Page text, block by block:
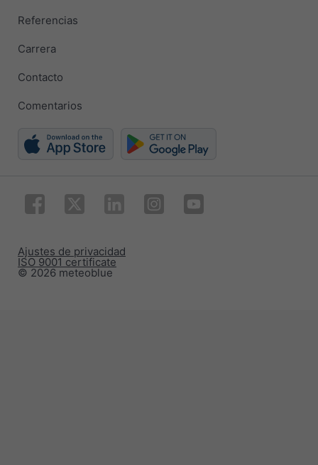
Referencias
Carrera
Contacto
Comentarios
© 2026 meteoblue
ISO 9001 certificate
Ajustes de privacidad